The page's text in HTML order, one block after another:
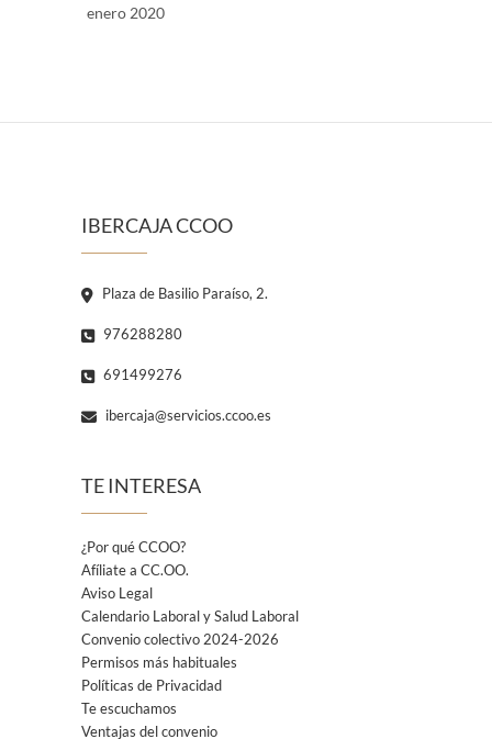
enero 2020
IBERCAJA CCOO
Plaza de Basilio Paraíso, 2.
976288280
691499276
ibercaja@servicios.ccoo.es
TE INTERESA
¿Por qué CCOO?
Afíliate a CC.OO.
Aviso Legal
Calendario Laboral y Salud Laboral
Convenio colectivo 2024-2026
Permisos más habituales
Políticas de Privacidad
Te escuchamos
Ventajas del convenio